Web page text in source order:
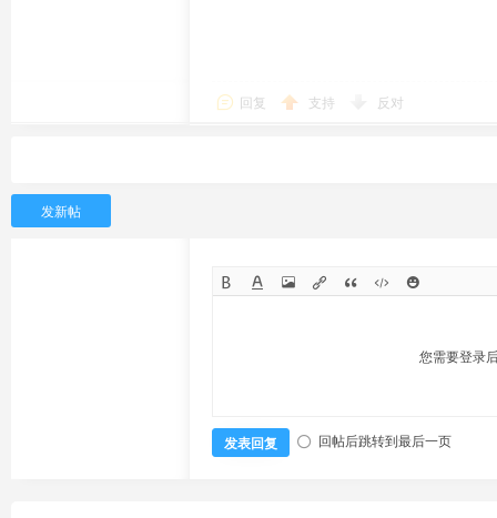
回复 支持 反对
发新帖
您需要登录
发表回复 回帖后跳转到最后一页